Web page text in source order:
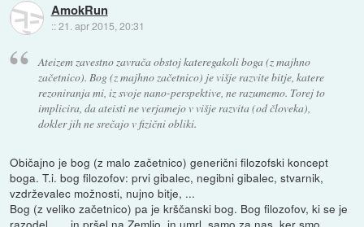
AmokRun
::21. apr 2015, 20:31
Ateizem zavestno zavrača obstoj kateregakoli boga (z majhno
začetnico). Bog (z majhno začetnico) je višje razvite bitje, katere
rezoniranja mi, iz svoje nano-perspektive, ne razumemo. Torej to
implicira, da ateisti ne verjamejo v višje razvita (od človeka),
dokler jih ne srečajo v fizični obliki.
Običajno je bog (z malo začetnico) generični filozofski koncept
boga. T.i. bog filozofov: prvi gibalec, negibni gibalec, stvarnik,
vzdrževalec možnosti, nujno bitje, ...
Bog (z veliko začetnico) pa je krščanski bog. Bog filozofov, ki se je